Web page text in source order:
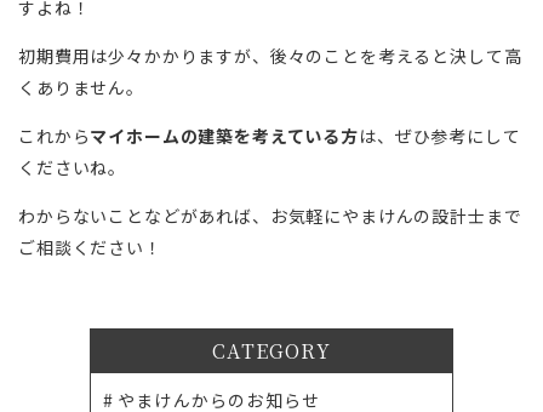
すよね！
初期費用は少々かかりますが、後々のことを考えると決して高
くありません。
これからマイホームの建築を考えている方は、ぜひ参考にして
くださいね。
わからないことなどがあれば、お気軽にやまけんの設計士まで
ご相談ください！
CATEGORY
やまけんからのお知らせ